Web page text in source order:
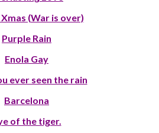
(War is over)
Purple Rain
Enola Gay
ever seen the rain
Barcelona
of the tiger.